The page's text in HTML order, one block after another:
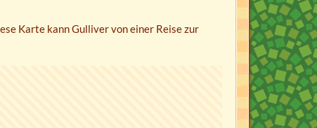
Karte kann Gulliver von einer Reise zur